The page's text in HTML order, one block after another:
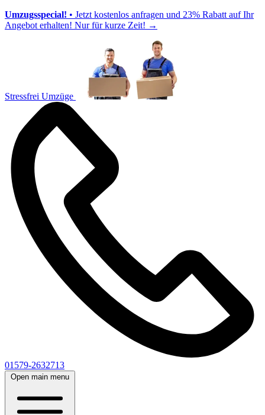
Umzugsspecial! • Jetzt kostenlos anfragen und 23% Rabatt auf Ihr
Angebot erhalten! Nur für kurze Zeit! →
Stressfrei Umzüge
01579-2632713
Open main menu